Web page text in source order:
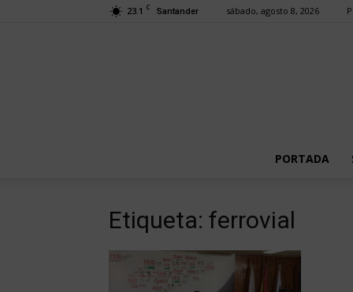
23.1 C Santander sábado, agosto 8, 2026
PORTADA
Etiqueta: ferrovial